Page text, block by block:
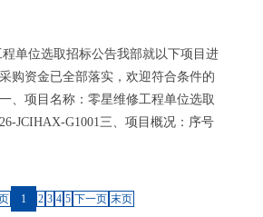
单位选取招标公告我部就以下项目进
购资金已全部落实，欢迎符合条件的
、项目名称：零星维修工程单位选取
JCIHAX-G1001三、项目概况：序号
1 2 3 4 5 下一页 末页